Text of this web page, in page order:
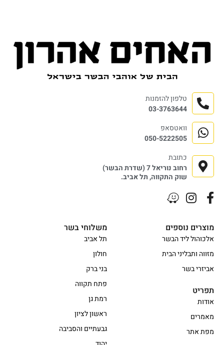
משלוחי בשר
תל אביב
חולון
בני ברק
פתח תקווה
רמת גן
ראשון לציון
גבעתיים והסביבה
מוצרים נוספים
אלכוהול ליד הבשר
מזווה ותבליני הבית
אביזרי בשר
תפריט
אודות
מאמרים
מפת אתר
טלפון להזמנות
03-3763644
וואטסאפ
050-5222505
כתובת
רחוב נוריאל 7 (שדרת הבשר)
שוק התקווה, תל אביב.